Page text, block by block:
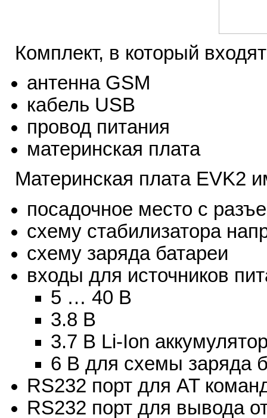
Комплект, в который
антенна GSM
кабель USB
провод питания
материнская плата
Материнская плата EVK2
посадочное место с
схему стабилизатора
схему заряда батареи
входы для источников
5 … 40 В
3.8 В
3.7 В Li-Ion
6 В для схемы заряда
RS232 порт для AT
RS232 порт для вывода